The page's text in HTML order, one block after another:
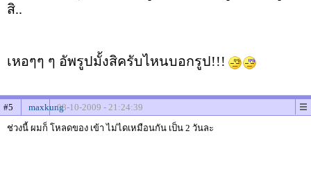
สิ..
เหอๆๆ ๆ อัพรูปมั้งสิครับไหนบอกรูป!!!
#5 maxkung08-10-2009 - 21:24:39
ช่วงนี้ ผมก็ โหลดของ เข้า ไม่ไดเหมือนกัน เป็น 2 วันละ